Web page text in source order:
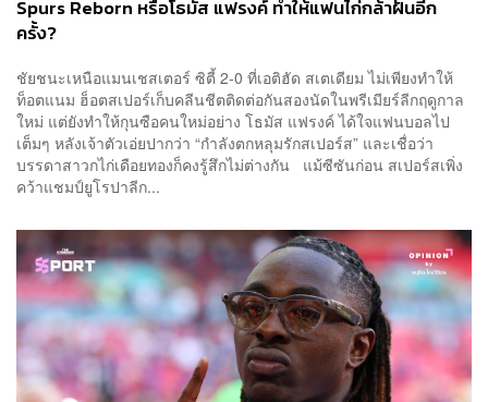
Spurs Reborn หรือโธมัส แฟรงค์ ทำให้แฟนไก่กล้าฝันอีก
ครั้ง?
ชัยชนะเหนือแมนเชสเตอร์ ซิตี้ 2-0 ที่เอติฮัด สเตเดียม ไม่เพียงทำให้
ท็อตแนม ฮ็อตสเปอร์เก็บคลีนชีตติดต่อกันสองนัดในพรีเมียร์ลีกฤดูกาล
ใหม่ แต่ยังทำให้กุนซือคนใหม่อย่าง โธมัส แฟรงค์ ได้ใจแฟนบอลไป
เต็มๆ หลังเจ้าตัวเอ่ยปากว่า “กำลังตกหลุมรักสเปอร์ส” และเชื่อว่า
บรรดาสาวกไก่เดือยทองก็คงรู้สึกไม่ต่างกัน แม้ซีซันก่อน สเปอร์สเพิ่ง
คว้าแชมป์ยูโรปาลีก...